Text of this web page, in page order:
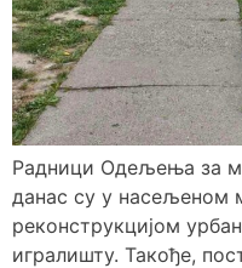
Радници Одељења за
данас су у насељеном
реконструкцијом
игралишту. Такође,